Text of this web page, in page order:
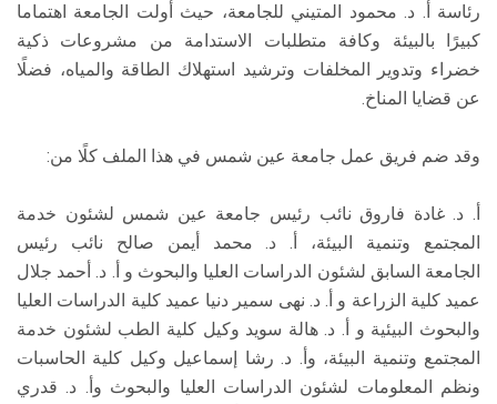
رئاسة أ. د. محمود المتيني للجامعة، حيث أولت الجامعة اهتماما
كبيرًا بالبيئة وكافة متطلبات الاستدامة من مشروعات ذكية
خضراء وتدوير المخلفات وترشيد استهلاك الطاقة والمياه، فضلًا
عن قضايا المناخ.
وقد ضم فريق عمل جامعة عين شمس في هذا الملف كلًا من:
أ. د. غادة فاروق نائب رئيس جامعة عين شمس لشئون خدمة
المجتمع وتنمية البيئة، أ. د. محمد أيمن صالح نائب رئيس
الجامعة السابق لشئون الدراسات العليا والبحوث و أ. د. أحمد جلال
عميد كلية الزراعة و أ. د. نهى سمير دنيا عميد كلية الدراسات العليا
والبحوث البيئية و أ. د. هالة سويد وكيل كلية الطب لشئون خدمة
المجتمع وتنمية البيئة، وأ. د. رشا إسماعيل وكيل كلية الحاسبات
ونظم المعلومات لشئون الدراسات العليا والبحوث وأ. د. قدري